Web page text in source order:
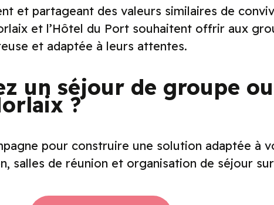
et partageant des valeurs similaires de
et l’Hôtel du Port souhaitent offrir aux
et adaptée à leurs attentes.
un séjour de groupe
?
pour construire une solution adaptée à
salles de réunion et organisation de séjour